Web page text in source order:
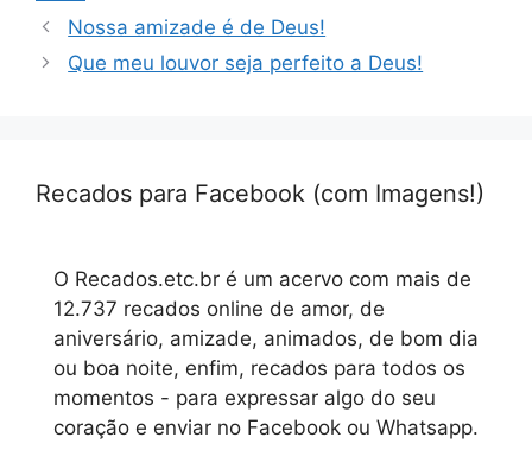
Nossa amizade é de Deus!
Que meu louvor seja perfeito a Deus!
Recados para Facebook (com Imagens!)
O Recados.etc.br é um acervo com mais de
12.737 recados online de amor, de
aniversário, amizade, animados, de bom dia
ou boa noite, enfim, recados para todos os
momentos - para expressar algo do seu
coração e enviar no Facebook ou Whatsapp.